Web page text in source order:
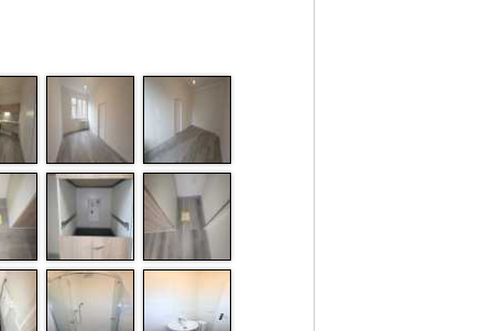
umyvadlem a radiátorem ÚT. Samostatné
WC je vybaveno kombi mísou.
Podlahy: vinyl, v koupelně a WC dlažba.
Okna dřevěná euro.
Topení a teplá voda jsou zajištěny
centrálně.
Výměry místností
[1]
:
18,41 m
Kuchyně 16,53 m 2